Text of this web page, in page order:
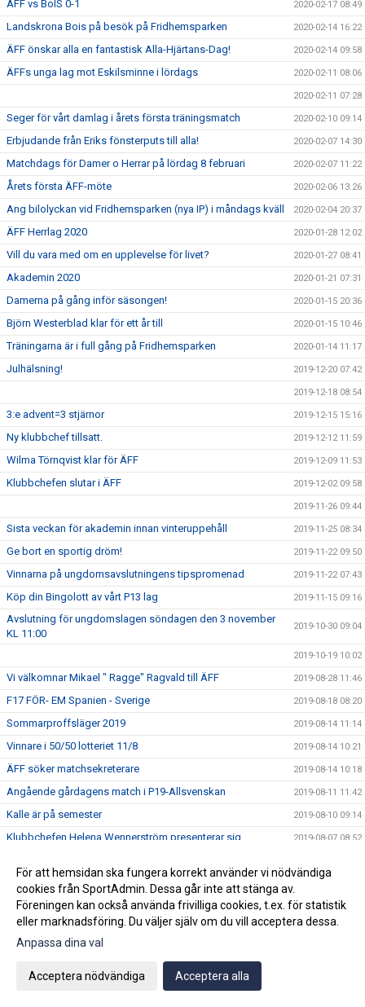
ÄFF vs BoIS 0-1 2020-02-17 08:49
Landskrona Bois på besök på Fridhemsparken 2020-02-14 16:22
ÄFF önskar alla en fantastisk Alla-Hjärtans-Dag! 2020-02-14 09:58
ÄFFs unga lag mot Eskilsminne i lördags 2020-02-11 08:06
2020-02-11 07:28
Seger för vårt damlag i årets första träningsmatch 2020-02-10 09:14
Erbjudande från Eriks fönsterputs till alla! 2020-02-07 14:30
Matchdags för Damer o Herrar på lördag 8 februari 2020-02-07 11:22
Årets första ÄFF-möte 2020-02-06 13:26
Ang bilolyckan vid Fridhemsparken (nya IP) i måndags kväll 2020-02-04 20:37
ÄFF Herrlag 2020 2020-01-28 12:02
Vill du vara med om en upplevelse för livet? 2020-01-27 08:41
Akademin 2020 2020-01-21 07:31
Damerna på gång inför säsongen! 2020-01-15 20:36
Björn Westerblad klar för ett år till 2020-01-15 10:46
Träningarna är i full gång på Fridhemsparken 2020-01-14 11:17
Julhälsning! 2019-12-20 07:42
2019-12-18 08:54
3:e advent=3 stjärnor 2019-12-15 15:16
Ny klubbchef tillsatt. 2019-12-12 11:59
Wilma Törnqvist klar för ÄFF 2019-12-09 11:53
Klubbchefen slutar i ÄFF 2019-12-02 09:58
2019-11-26 09:44
Sista veckan för akademin innan vinteruppehåll 2019-11-25 08:34
Ge bort en sportig dröm! 2019-11-22 09:50
Vinnarna på ungdomsavslutningens tipspromenad 2019-11-22 07:43
Köp din Bingolott av vårt P13 lag 2019-11-15 09:16
Avslutning för ungdomslagen söndagen den 3 november
KL 11:00
2019-10-30 09:04
2019-10-19 10:02
Vi välkomnar Mikael " Ragge" Ragvald till ÄFF 2019-08-28 11:46
F17 FÖR- EM Spanien - Sverige 2019-08-18 08:20
Sommarproffsläger 2019 2019-08-14 11:14
Vinnare i 50/50 lotteriet 11/8 2019-08-14 10:21
ÄFF söker matchsekreterare 2019-08-14 10:18
Angående gårdagens match i P19-Allsvenskan 2019-08-11 11:42
Kalle är på semester 2019-08-10 09:14
Klubbchefen Helena Wennerström presenterar sig 2019-08-07 08:52
ÄFF söker matchsekreterare
Flera lag drar igång igen 2019-07-22 14:01
Bemanning på våra kanslier i sommar 2019-07-04 08:02
Vinnare i 50/50 lotteriet 29/6
Lyckad Sisters Football Cup
För att hemsidan ska fungera korrekt använder vi nödvändiga
cookies från SportAdmin. Dessa går inte att stänga av.
Föreningen kan också använda frivilliga cookies, t.ex. för statistik
eller marknadsföring. Du väljer själv om du vill acceptera dessa.
Anpassa dina val
Acceptera nödvändiga Acceptera alla